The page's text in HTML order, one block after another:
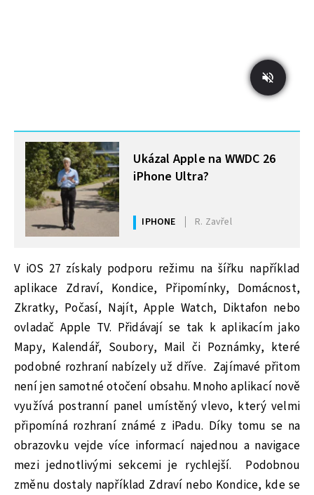
MOHLO BY VÁS ZAJÍMAT
Ukázal Apple na WWDC 26
iPhone Ultra?
IPHONE R. Zavřel
V iOS 27 získaly podporu režimu na šířku například
aplikace Zdraví, Kondice, Připomínky, Domácnost,
Zkratky, Počasí, Najít, Apple Watch, Diktafon nebo
ovladač Apple TV. Přidávají se tak k aplikacím jako
Mapy, Kalendář, Soubory, Mail či Poznámky, které
podobné rozhraní nabízely už dříve. Zajímavé přitom
není jen samotné otočení obsahu. Mnoho aplikací nově
využívá postranní panel umístěný vlevo, který velmi
připomíná rozhraní známé z iPadu. Díky tomu se na
obrazovku vejde více informací najednou a navigace
mezi jednotlivými sekcemi je rychlejší. Podobnou
změnu dostaly například Zdraví nebo Kondice, kde se